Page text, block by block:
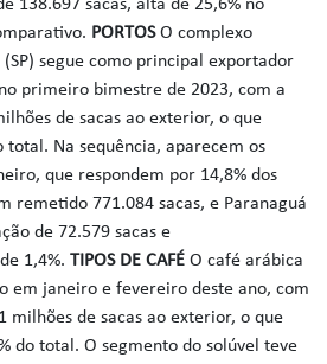
138.697 sacas, alta de 25,6% no
PORTOSO complexo
segue como principal exportador
primeiro bimestre de 2023, com a
de sacas ao exterior, o que
total. Na sequência, aparecem os
que respondem por 14,8% dos
remetido 771.084 sacas, e Paranaguá
de 72.579 sacas e
1,4%.TIPOS DE CAFÉO café arábica
em janeiro e fevereiro deste ano, com
milhões de sacas ao exterior, o que
do total. O segmento do solúvel teve